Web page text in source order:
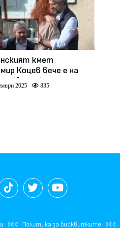
кмет
Коцев вече е на
(видео)
2025 835
Политика за бисквитките